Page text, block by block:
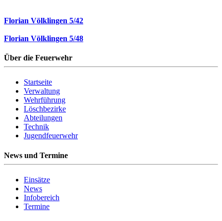
Florian Völklingen 5/42
Florian Völklingen 5/48
Über die Feuerwehr
Startseite
Verwaltung
Wehrführung
Löschbezirke
Abteilungen
Technik
Jugendfeuerwehr
News und Termine
Einsätze
News
Infobereich
Termine